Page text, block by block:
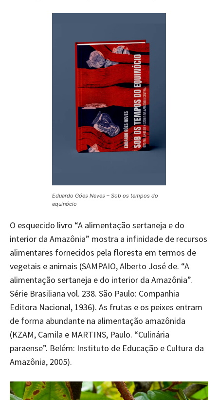
Eduardo Góes Neves – Sob os tempos do
equinócio
O esquecido livro “A alimentação sertaneja e do
interior da Amazônia” mostra a infinidade de recursos
alimentares fornecidos pela floresta em termos de
vegetais e animais (SAMPAIO, Alberto José de. “A
alimentação sertaneja e do interior da Amazônia”.
Série Brasiliana vol. 238. São Paulo: Companhia
Editora Nacional, 1936). As frutas e os peixes entram
de forma abundante na alimentação amazônida
(KZAM, Camila e MARTINS, Paulo. “Culinária
paraense”. Belém: Instituto de Educação e Cultura da
Amazônia, 2005).